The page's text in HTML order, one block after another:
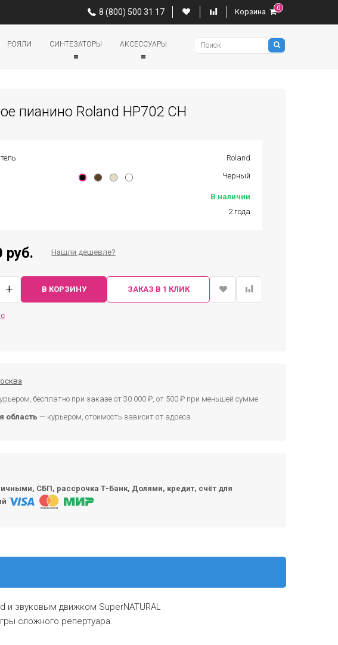
8 (800) 500 31 17 Корзина
Pianino
8 (800) 500 31 17 Корзина 0
РОЯЛИ СИНТЕЗАТОРЫ АКСЕССУАРЫ
пианино Roland HP702 CH
Roland
Черный
В наличии
2 года
руб. Нашли дешевле?
+ В КОРЗИНУ ЗАКАЗ В 1 КЛИК
бесплатно при заказе от 30 000 ₽, от 500 ₽ при меньшей сумме
область — курьером, стоимость зависит от адреса
СБП, рассрочка Т-Банк, Долями, кредит, счёт для
и звуковым движком SuperNATURAL
сложного репертуара.